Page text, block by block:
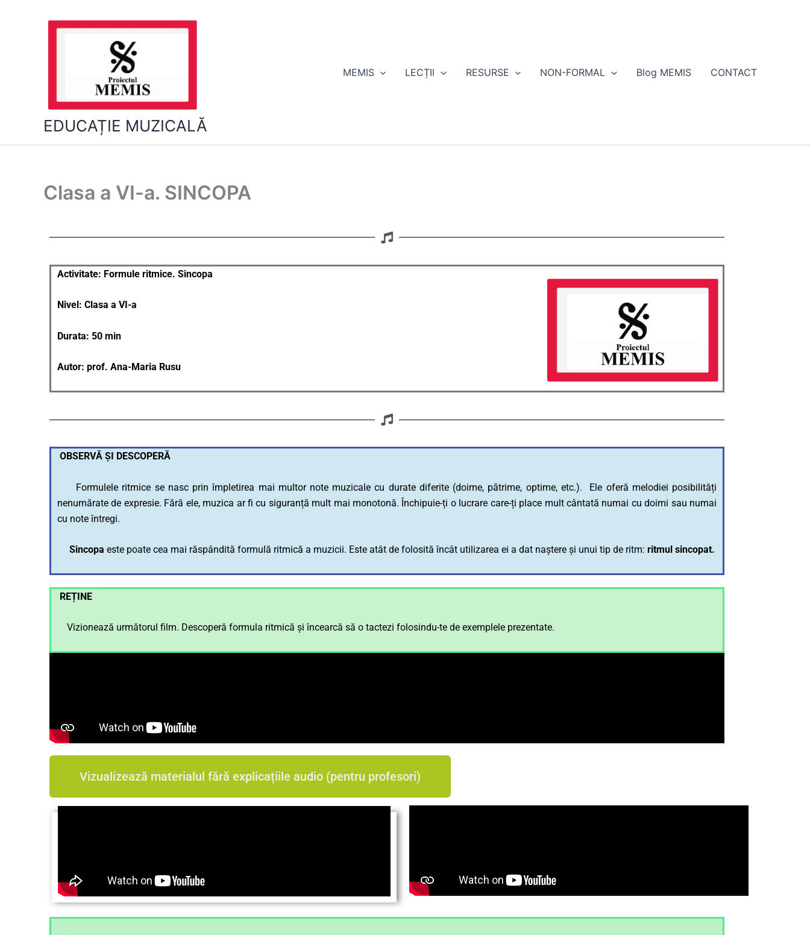
EDUCAȚIE MUZICALĂ
MEMIS LECȚII RESURSE NON-FORMAL Blog MEMIS CONTACT
Clasa a VI-a. SINCOPA
Activitate: Formule ritmice. Sincopa
Nivel: Clasa a VI-a
Durata: 50 min
Autor: prof. Ana-Maria Rusu
OBSERVĂ ȘI DESCOPERĂ
Formulele ritmice se nasc prin împletirea mai multor note muzicale cu durate diferite (doime, pătrime, optime, etc.). Ele oferă melodiei posibilități
nenumărate de expresie. Fără ele, muzica ar fi cu siguranță mult mai monotonă. Închipuie-ți o lucrare care-ți place mult cântată numai cu doimi sau numai
cu note întregi.
Sincopa este poate cea mai răspândită formulă ritmică a muzicii. Este atât de folosită încât utilizarea ei a dat naștere și unui tip de ritm: ritmul sincopat.
REȚINE
Vizionează următorul film. Descoperă formula ritmică și încearcă să o tactezi folosindu-te de exemplele prezentate.
Vizualizează materialul fără explicațiile audio (pentru profesori)